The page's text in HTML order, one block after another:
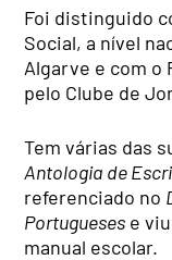
Foi distinguido
Social, a nível
Algarve e com o
pelo Clube de
Tem várias das
Antologia de
referenciado no
Portugueses e
manual escolar.